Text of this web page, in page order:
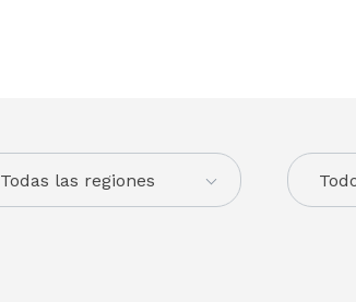
Todas las regiones